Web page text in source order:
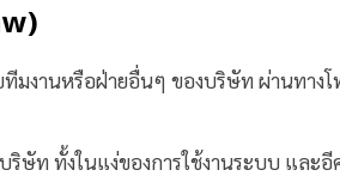
มงานหรือฝ่ายอื่นๆ ของบริษัท ผ่านทาง
ษัท ทั้งในแง่ของการใช้งานระบบ และอี